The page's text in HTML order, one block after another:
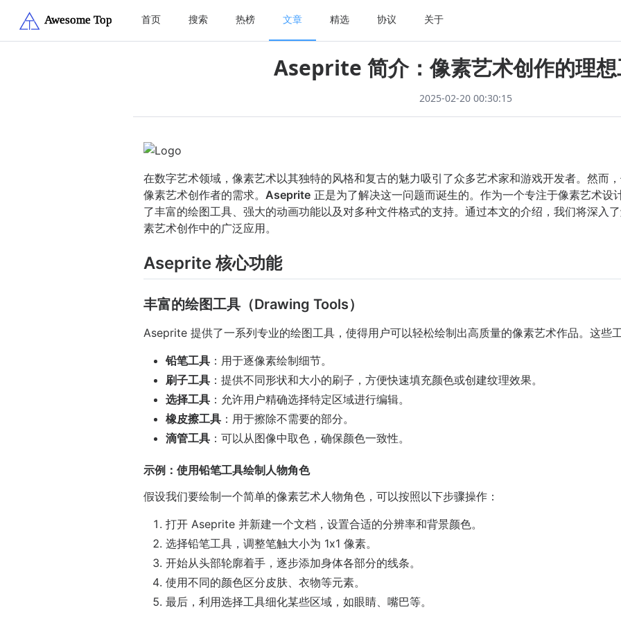
首页 搜索 热榜 文章 精选 协议 关于
Aseprite 简介：像素艺术创作的理
2025-02-20 00:30:15
在数字艺术领域，像素艺术以其独特的风格和复古的魅力吸引了众多艺术家和游戏开发者。然而
像素艺术创作者的需求。 Aseprite 正是为了解决这一问题而诞生的。作为一个专注于像素艺术
了丰富的绘图工具、强大的动画功能以及对多种文件格式的支持。通过本文的介绍，我们将深入
素艺术创作中的广泛应用。
Aseprite 核心功能
丰富的绘图工具（Drawing Tools）
Aseprite 提供了一系列专业的绘图工具，使得用户可以轻松绘制出高质量的像素艺术作品。这些
铅笔工具 ：用于逐像素绘制细节。
刷子工具 ：提供不同形状和大小的刷子，方便快速填充颜色或创建纹理效果。
选择工具 ：允许用户精确选择特定区域进行编辑。
橡皮擦工具 ：用于擦除不需要的部分。
滴管工具 ：可以从图像中取色，确保颜色一致性。
示例：使用铅笔工具绘制人物角色
假设我们要绘制一个简单的像素艺术人物角色，可以按照以下步骤操作：
打开 Aseprite 并新建一个文档，设置合适的分辨率和背景颜色。
选择铅笔工具，调整笔触大小为 1x1 像素。
开始从头部轮廓着手，逐步添加身体各部分的线条。
使用不同的颜色区分皮肤、衣物等元素。
最后，利用选择工具细化某些区域，如眼睛、嘴巴等。